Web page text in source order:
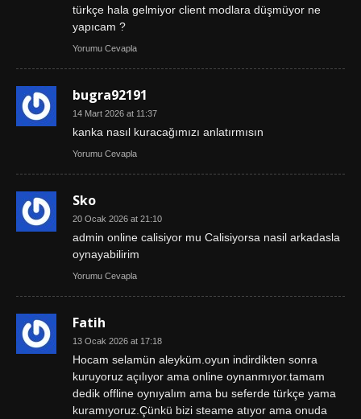
türkçe hala gelmiyor client modlara düşmüyor ne
yapıcam ?
Yorumu Cevapla
bugra92191
14 Mart 2026 at 11:37
kanka nasıl kuracağımızı anlatırmısın
Yorumu Cevapla
Sko
20 Ocak 2026 at 21:10
admin online calisiyor mu Calisiyorsa nasil arkadasla
oynayabilirim
Yorumu Cevapla
Fatih
13 Ocak 2026 at 17:18
Hocam selamün aleyküm.oyun indirdikten sonra
kuruyoruz açılıyor ama online oynanmıyor.tamam
dedik offline oynıyalım ama bu seferde türkçe yama
kuramıyoruz.Çünkü bizi steame atıyor ama onuda